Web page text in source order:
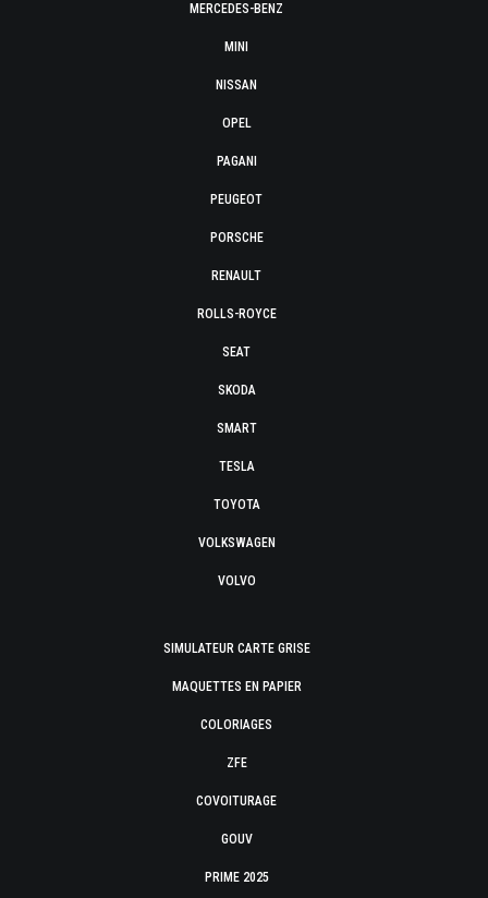
MERCEDES-BENZ
MINI
NISSAN
OPEL
PAGANI
PEUGEOT
PORSCHE
RENAULT
ROLLS-ROYCE
SEAT
SKODA
SMART
TESLA
TOYOTA
VOLKSWAGEN
VOLVO
SIMULATEUR CARTE GRISE
MAQUETTES EN PAPIER
COLORIAGES
ZFE
COVOITURAGE
GOUV
PRIME 2025